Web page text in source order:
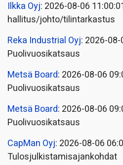
Ilkka Oyj: 2026-08-06
hallitus/johto/tilintarkastus
Reka Industrial Oyj: 2026-
Puolivuosikatsaus
Metsä Board: 2026-08-06
Puolivuosikatsaus
Metsä Board: 2026-08-06
Puolivuosikatsaus
CapMan Oyj: 2026-08-06
Tulosjulkistamisajankohdat